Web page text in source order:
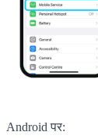
Android पर: